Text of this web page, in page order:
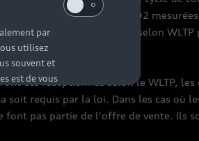
et les émissions de CO2
de CO2 mesurées selon
été réceptionnés selon le WLTP, les
soit requis par la loi. Dans les cas où
pas partie de l'offre de vente. Ils
par
utilisez
souvent et
est de vous
à vos